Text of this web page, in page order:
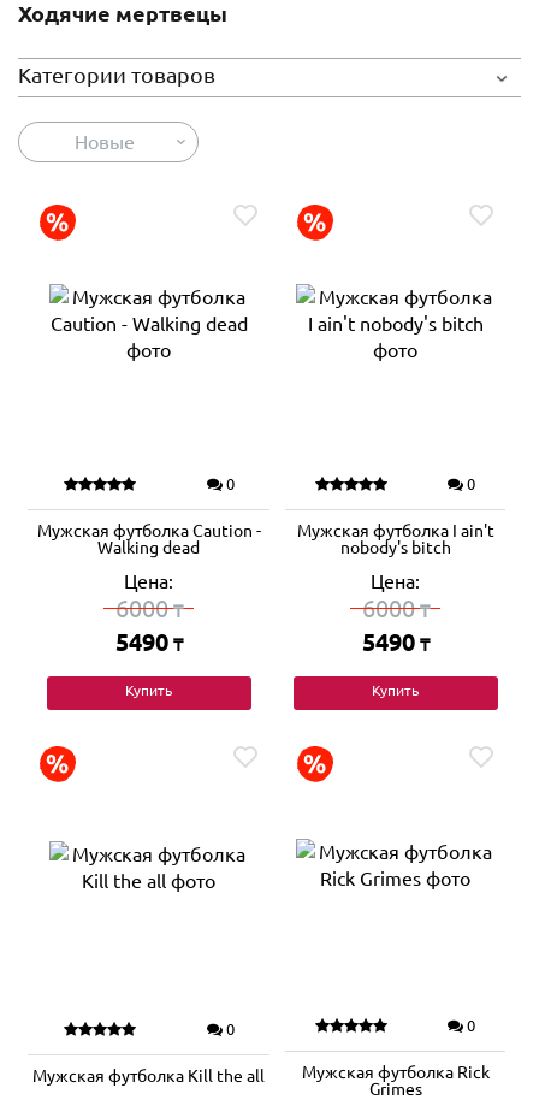
Ходячие мертвецы
Категории товаров
Новые
0
Мужская футболка Caution -
Walking dead
Цена:
6000₸
5490 ₸
Купить
0
Мужская футболка I ain't
nobody's bitch
Цена:
6000₸
5490 ₸
Купить
0
Мужская футболка Kill the all
0
Мужская футболка Rick
Grimes